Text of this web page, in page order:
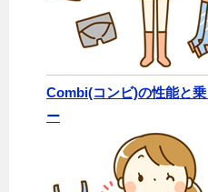
Combi(コンビ)の性能と
ー